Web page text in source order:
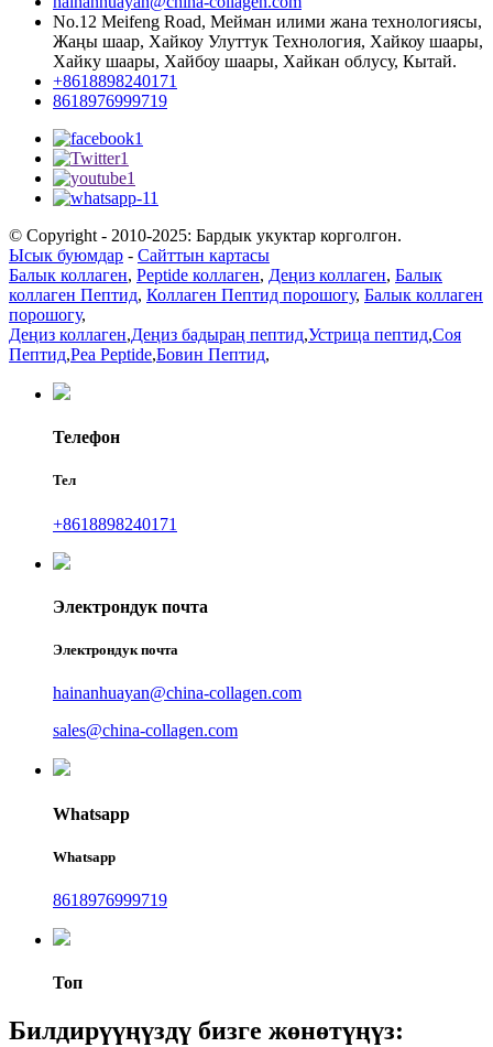
No.12 Meifeng Road, Мейман илими жана технологиясы,
Жаңы шаар, Хайкоу Улуттук Технология, Хайкоу шаары,
Хайку шаары, Хайбоу шаары, Хайкан облусу, Кытай.
+8618898240171
8618976999719
© Copyright - 2010-2025: Бардык укуктар корголгон.
Ысык буюмдар - Сайттын картасы
Балык коллаген, Peptide коллаген, Деңиз коллаген, Балык
коллаген Пептид, Коллаген Пептид порошогу, Балык коллаген
порошогу,
Деңиз коллаген,Деңиз бадыраң пептид,Устрица пептид,Соя
Пептид,Pea Peptide,Бовин Пептид,
Телефон
Тел
+8618898240171
Электрондук почта
Электрондук почта
hainanhuayan@china-collagen.com
sales@china-collagen.com
Whatsapp
Whatsapp
8618976999719
Топ
Билдирүүңүздү бизге жөнөтүңүз: